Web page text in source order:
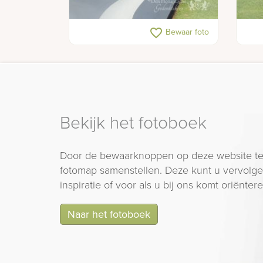
Gedenkteken met zeilboot op
favorite_border Bewaar foto
Bekijk het fotoboek
Door de bewaarknoppen op deze website
fotomap samenstellen. Deze kunt u
inspiratie of voor als u bij ons komt
Naar het fotoboek